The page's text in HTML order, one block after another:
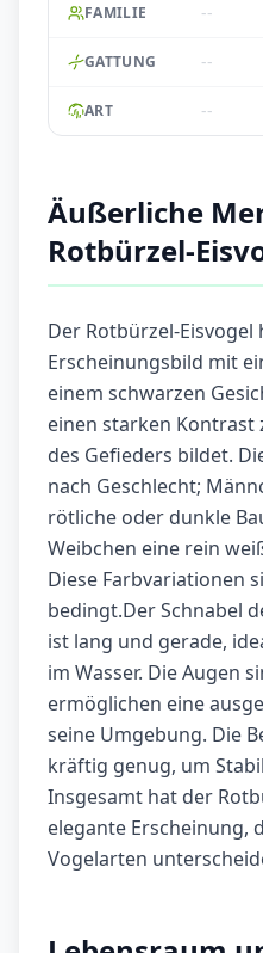
FAMILIE --
GATTUNG --
ART --
Äußerliche
Rotbürzel-
Der Rotbürzel-
Erscheinungsbild mit
einem schwarzen
einen starken Kontrast
des Gefieders bildet.
nach Geschlecht;
rötliche oder dunkle
Weibchen eine rein
Diese Farbvariationen
bedingt.Der Schnabel
ist lang und gerade,
im Wasser. Die Augen
ermöglichen eine
seine Umgebung. Die
kräftig genug, um
Insgesamt hat der
elegante Erscheinung,
Vogelarten